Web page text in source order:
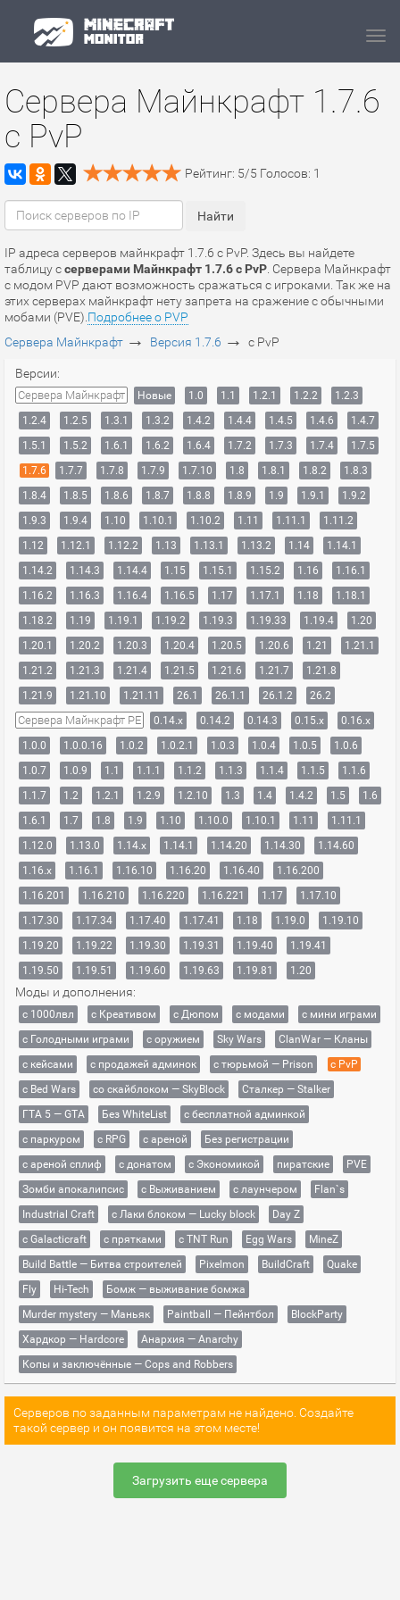
Сервера Майнкрафт 1.7.6
с PvP
Рейтинг: 5/5 Голосов: 1
IP адреса серверов майнкрафт 1.7.6 с PvP. Здесь вы найдете
таблицу ссерверами Майнкрафт 1.7.6 с PvP . Сервера Майнкрафт
с модом PVP дают возможность сражаться с игроками. Так же на
этих серверах майнкрафт нету запрета на сражение с обычными
мобами (PVE). Подробнее о PVP
Сервера Майнкрафт → Версия 1.7.6 → с PvP
Версии:
Сервера Майнкрафт Новые 1.0 1.1 1.2.1 1.2.2
1.2.3
1.2.4
1.2.5 1.3.1 1.3.2 1.4.2 1.4.4 1.4.5 1.4.6
1.4.7
1.5.1
1.5.2 1.6.1 1.6.2 1.6.4 1.7.2 1.7.3 1.7.4
1.7.5
1.7.6
1.7.7 1.7.8 1.7.9 1.7.10 1.8 1.8.1 1.8.2
1.8.3
1.8.4
1.8.5 1.8.6 1.8.7 1.8.8 1.8.9 1.9 1.9.1
1.9.2
1.9.3
1.9.4 1.10 1.10.1 1.10.2 1.11 1.11.1
1.11.2
1.12
1.12.1 1.12.2 1.13 1.13.1 1.13.2 1.14
1.14.1
1.14.2
1.14.3 1.14.4 1.15 1.15.1 1.15.2 1.16
1.16.1
1.16.2
1.16.3 1.16.4 1.16.5 1.17 1.17.1 1.18
1.18.1
1.18.2
1.19 1.19.1 1.19.2 1.19.3 1.19.33 1.19.4
1.20
1.20.1
1.20.2 1.20.3 1.20.4 1.20.5 1.20.6 1.21
1.21.1
1.21.2
1.21.3 1.21.4 1.21.5 1.21.6 1.21.7
1.21.8
1.21.9
1.21.10 1.21.11 26.1 26.1.1 26.1.2 26.2
Сервера Майнкрафт PE 0.14.x 0.14.2 0.14.3 0.15.x
0.16.x
1.0.0
1.0.0.16 1.0.2 1.0.2.1 1.0.3 1.0.4 1.0.5
1.0.6
1.0.7
1.0.9 1.1 1.1.1 1.1.2 1.1.3 1.1.4 1.1.5
1.1.6
1.1.7
1.2 1.2.1 1.2.9 1.2.10 1.3 1.4 1.4.2 1.5
1.6
1.6.1
1.7 1.8 1.9 1.10 1.10.0 1.10.1 1.11
1.11.1
1.12.0
1.13.0 1.14.x 1.14.1 1.14.20 1.14.30
1.14.60
1.16.x
1.16.1 1.16.10 1.16.20 1.16.40
1.16.200
1.16.201
1.16.210 1.16.220 1.16.221 1.17
1.17.10
1.17.30
1.17.34 1.17.40 1.17.41 1.18 1.19.0
1.19.10
1.19.20
1.19.22 1.19.30 1.19.31 1.19.40
1.19.41
1.19.50
1.19.51 1.19.60 1.19.63 1.19.81 1.20
Моды и дополнения:
с 1000лвл c Креативом с Дюпом с модами
с мини играми
с Голодными играми
с оружием Sky Wars
ClanWar — Кланы
с кейсами
с продажей админок с тюрьмой — Prison
с PvP
с Bed Wars
со скайблоком — SkyBlock
Сталкер — Stalker
ГТА 5 — GTA
Без WhiteList
с бесплатной админкой
с паркуром
с RPG с ареной
Без регистрации
с ареной сплиф
с донатом с Экономикой пиратские
PVE
Зомби апокалипсис
с Выживанием с лаунчером
Flan`s
Industrial Craft
с Лаки блоком — Lucky block
Day Z
с Galacticraft
с прятками с TNT Run Egg Wars
MineZ
Build Battle — Битва строителей
Pixelmon BuildCraft
Quake
Fly
Hi-Tech
Бомж — выживание бомжа
Murder mystery — Маньяк
Paintball — Пейнтбол
BlockParty
Хардкор — Hardcore
Анархия — Anarchy
Копы и заключённые — Cops and Robbers
Серверов по заданным параметрам не найдено. Создайте
такой сервер и он появится на этом месте!
Загрузить еще сервера